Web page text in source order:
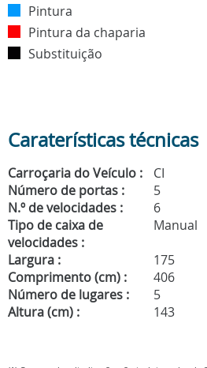
Pintura
Pintura da chaparia
Substituição
Caraterísticas técnicas
Carroçaria do Veículo :
CI
Número de portas :
5
N.º de velocidades :
6
Tipo de caixa de
velocidades :
Manual
Largura :
175
Comprimento (cm) :
406
Número de lugares :
5
Altura (cm) :
143